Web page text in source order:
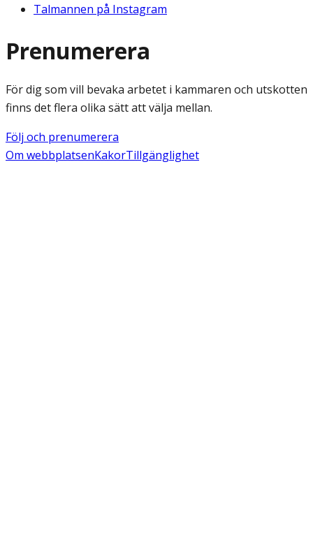
Talmannen på Instagram
Prenumerera
För dig som vill bevaka arbetet i kammaren och utskotten
finns det flera olika sätt att välja mellan.
Följ och prenumerera
Om webbplatsenKakorTillgänglighet